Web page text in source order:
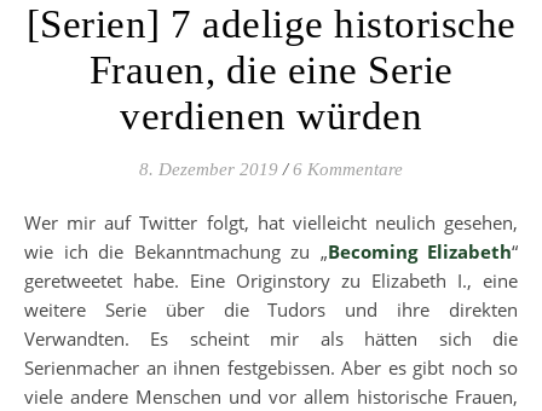
[Serien] 7 adelige historische
Frauen, die eine Serie
verdienen würden
8. Dezember 2019 / 6 Kommentare
Wer mir auf Twitter folgt, hat vielleicht neulich gesehen,
wie ich die Bekanntmachung zu „Becoming Elizabeth“
geretweetet habe. Eine Originstory zu Elizabeth I., eine
weitere Serie über die Tudors und ihre direkten
Verwandten. Es scheint mir als hätten sich die
Serienmacher an ihnen festgebissen. Aber es gibt noch so
viele andere Menschen und vor allem historische Frauen,